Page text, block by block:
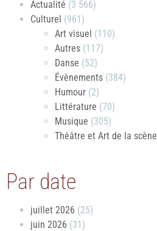
Actualité (3 566)
Culturel (961)
Art visuel (110)
Autres (117)
Danse (52)
Évènements (384)
Humour (2)
Littérature (70)
Musique (305)
Théâtre et Art de la scène
Par date
juillet 2026 (25)
juin 2026 (31)